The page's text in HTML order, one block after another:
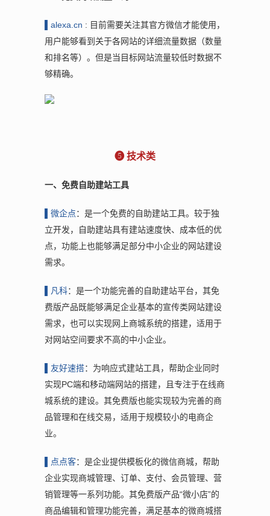
▌alexa.cn : 目前需要关注其官方微信才能使用，
用户能够看到关于各网站的详细流量数据（数量
和排名等）。但是当目标网站流量较低时数据不
够精确。
❺ 技术类
一、免费自助建站工具
▌微企点：是一个免费的自助建站工具。较于独
立开发，自助建站具有建站速度快、成本低的优
点，功能上也能够满足部分中小企业的网站建设
需求。
▌凡科：是一个功能完善的自助建站平台，其免
费版产品既能够满足企业基本的宣传类网站建设
需求，也可以实现网上商城系统的搭建，适用于
对网站空间要求不高的中小企业。
▌友好速搭：为响应式建站工具，帮助企业同时
实现PC端和移动端网站的搭建，且专注于在线商
城系统的建设。其免费版也能实现较为完善的商
品管理和在线交易，适用于规模较小的电商企
业。
▌点点客：是企业提供模板化的微信商城，帮助
企业实现商城管理、订单、支付、会员管理、营
销管理等一系列功能。其免费版产品“微小店”的
商品编辑和管理功能完善，满足基本的微商城搭